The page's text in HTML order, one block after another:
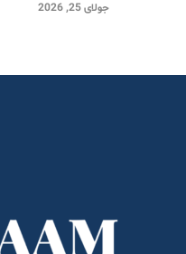
جولای 25, 2026